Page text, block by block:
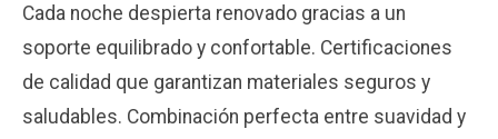
Cada noche despierta renovado gracias a un
soporte equilibrado y confortable. Certificaciones
de calidad que garantizan materiales seguros y
saludables. Combinación perfecta entre suavidad y